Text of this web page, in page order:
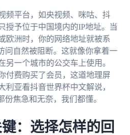
频平台，如央视频、咪咕、抖
授予位于中国境内的IP地址。当
欧洲时，你的网络地址就被系
问自然被阻断。这就像你拿着一
另一个城市的公交车上使用。
付费购买了会员，这道地理屏
利亚看抖音世界杯中文解说，
份焦急和无奈，我们都懂。
：选择怎样的回